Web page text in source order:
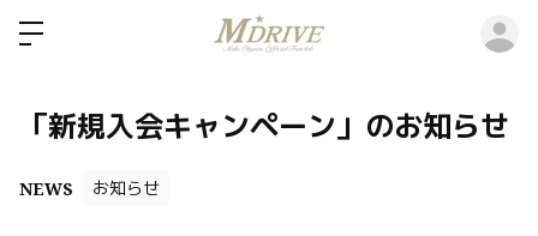
「新規入会キャンペーン」のお知らせ
NEWS お知らせ